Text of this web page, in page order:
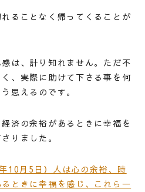
ることなく帰ってくることが
は、計り知れません。ただ不
、実際に助けて下さる事を何
思えるのです。
済の余裕があるときに幸福を
りました。
10月5日）人は心の余裕、時
ときに幸福を感じ、これら一